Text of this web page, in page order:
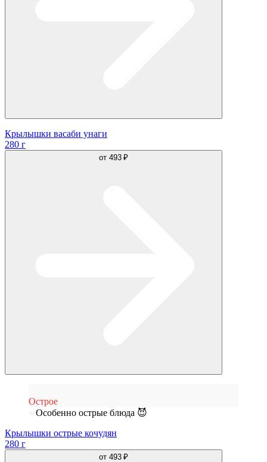
Крылышки васаби унаги
280 г
от 493 ₽
Острое
Особенно острые блюда 😈
Крылышки острые кочудян
280 г
от 493 ₽